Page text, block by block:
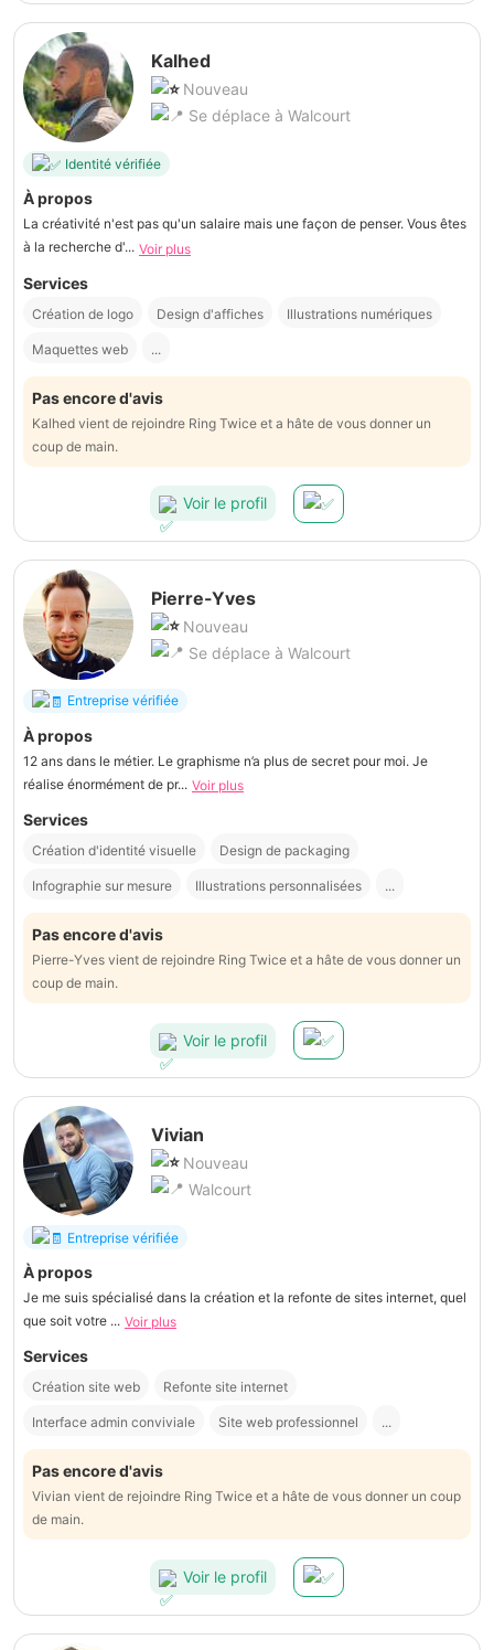
Kalhed
Nouveau
Se déplace à Walcourt
Identité vérifiée
À propos
La créativité n'est pas qu'un salaire mais une façon de penser. Vous êtes
à la recherche d'... Voir plus
Services
Création de logo Design d'affiches Illustrations numériques
Maquettes web ...
Pas encore d'avis
Kalhed vient de rejoindre Ring Twice et a hâte de vous donner un
coup de main.
Voir le profil
Pierre-Yves
Nouveau
Se déplace à Walcourt
Entreprise vérifiée
À propos
12 ans dans le métier. Le graphisme n’a plus de secret pour moi. Je
réalise énormément de pr... Voir plus
Services
Création d'identité visuelle Design de packaging
Infographie sur mesure Illustrations personnalisées ...
Pas encore d'avis
Pierre-Yves vient de rejoindre Ring Twice et a hâte de vous donner un
coup de main.
Voir le profil
Vivian
Nouveau
Walcourt
Entreprise vérifiée
À propos
Je me suis spécialisé dans la création et la refonte de sites internet, quel
que soit votre ... Voir plus
Services
Création site web Refonte site internet
Interface admin conviviale Site web professionnel ...
Pas encore d'avis
Vivian vient de rejoindre Ring Twice et a hâte de vous donner un coup
de main.
Voir le profil